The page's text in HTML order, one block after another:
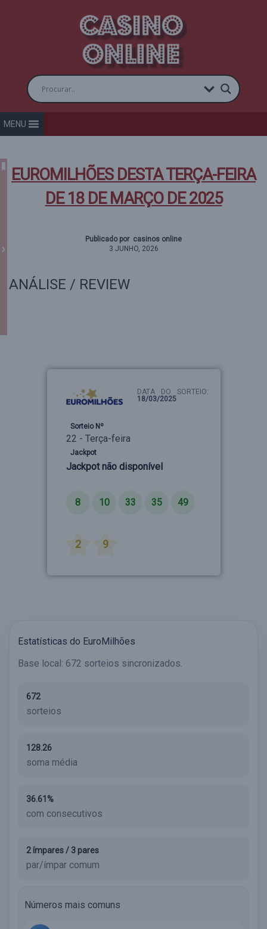
MENU
EUROMILHÕES DESTA TERÇA-FEIRA
DE 18 DE MARÇO DE 2025
Publicado por casinos online
3 JUNHO, 2026
ANÁLISE / REVIEW
DATA DO SORTEIO:
18/03/2025
Sorteio Nº
22 - Terça-feira
Jackpot
Jackpot não disponível
8 10 33 35 49
2 9
Estatísticas do EuroMilhões
Base local: 672 sorteios sincronizados.
672
sorteios
128.26
soma média
36.61%
com consecutivos
2 ímpares / 3 pares
par/ímpar comum
Números mais comuns